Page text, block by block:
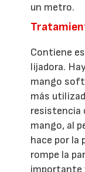
un metro.
Contiene
lijadora.
mango
más
resistencia
mango, al
hace por la
rompe la
importante